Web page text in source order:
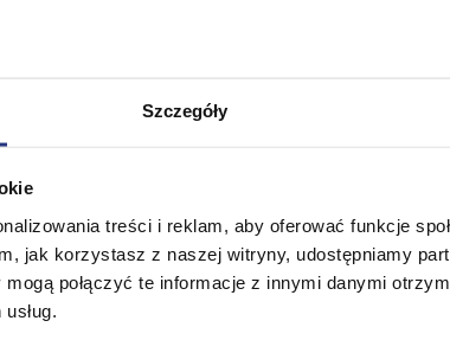
Szczegóły
treści i reklam, aby oferować funkcje
jak korzystasz z naszej witryny, udostępniamy
połączyć te informacje z innymi danymi